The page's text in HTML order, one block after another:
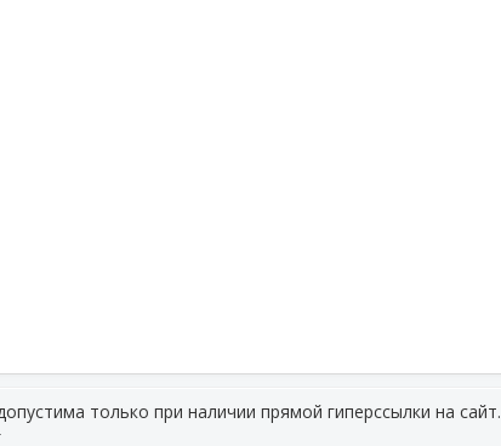
только при наличии прямой гиперссылки на сайт.